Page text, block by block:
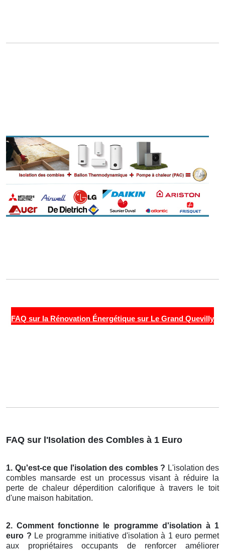
FAQ sur la Rénovation Énergétique sur Le Grand Quevilly
FAQ sur l'Isolation des Combles à 1 Euro
1. Qu'est-ce que l'isolation des combles ? L'isolation des
combles mansarde est un processus visant à réduire la
perte de chaleur déperdition calorifique à travers le toit
d'une maison habitation.
2. Comment fonctionne le programme d'isolation à 1
euro ? Le programme initiative d'isolation à 1 euro permet
aux propriétaires occupants de renforcer améliorer